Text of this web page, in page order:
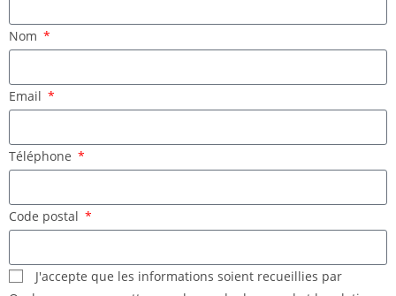
Nom
Email
Téléphone
Code postal
J'accepte que les informations soient recueillies par